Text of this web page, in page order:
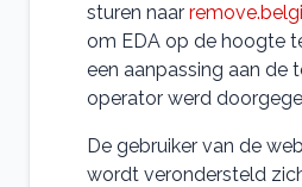
sturen naar
om EDA op de hoogte
een aanpassing aan de
operator werd
De gebruiker van de
wordt verondersteld